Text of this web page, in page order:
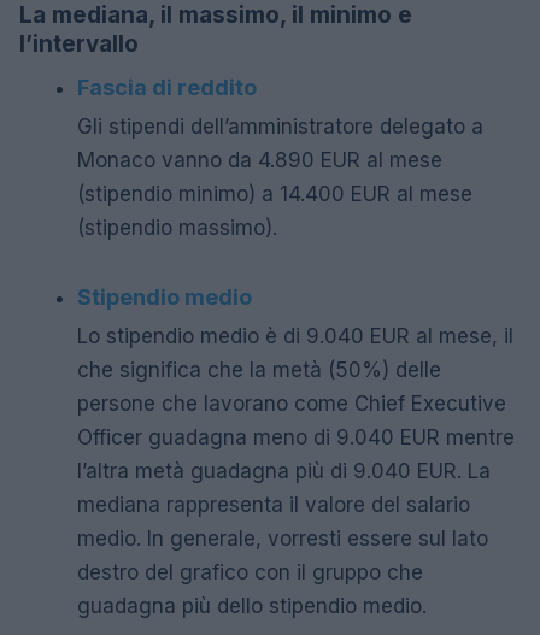
La mediana, il massimo, il minimo e
l’intervallo
Fascia di reddito
Gli stipendi dell’amministratore delegato a
Monaco vanno da 4.890 EUR al mese
(stipendio minimo) a 14.400 EUR al mese
(stipendio massimo).
Stipendio medio
Lo stipendio medio è di 9.040 EUR al mese, il
che significa che la metà (50%) delle
persone che lavorano come Chief Executive
Officer guadagna meno di 9.040 EUR mentre
l’altra metà guadagna più di 9.040 EUR. La
mediana rappresenta il valore del salario
medio. In generale, vorresti essere sul lato
destro del grafico con il gruppo che
guadagna più dello stipendio medio.